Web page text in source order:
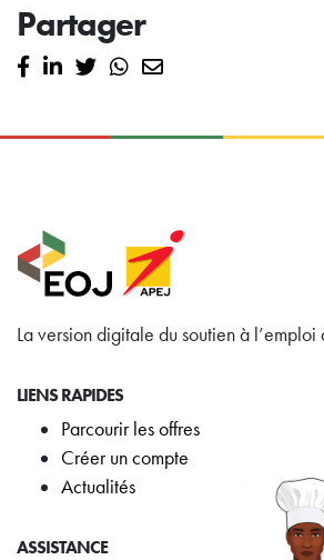
Partager
La version digitale du soutien à l’emploi
LIENS RAPIDES
Parcourir les offres
Créer un compte
Actualités
ASSISTANCE